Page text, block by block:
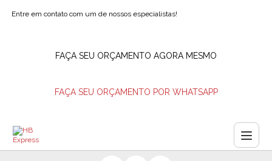
Entre em contato com um de nossos especialistas!
FAÇA SEU ORÇAMENTO AGORA MESMO
FAÇA SEU ORÇAMENTO POR WHATSAPP